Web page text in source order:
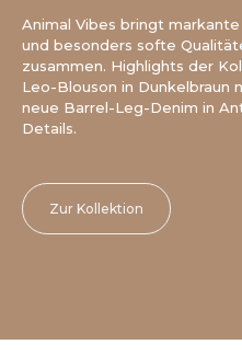
Animal Vibes bringt
und besonders softe
zusammen. Highlights der
Leo-Blouson in Dunkelbraun
neue Barrel-Leg-Denim in
Details.
Zur Kollektion